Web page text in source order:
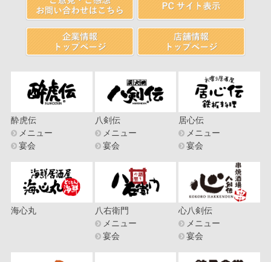
酔虎伝
メニュー
宴会
八剣伝
メニュー
宴会
居心伝
メニュー
宴会
海心丸
八右衛門
メニュー
宴会
心八剣伝
メニュー
宴会